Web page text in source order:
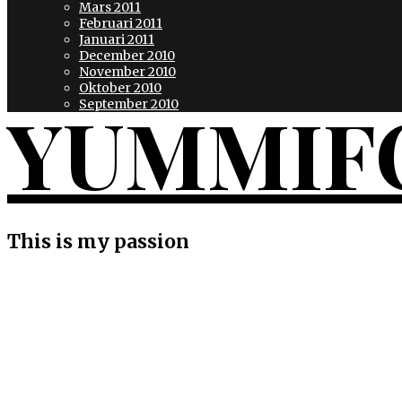
Mars 2011
Februari 2011
Januari 2011
December 2010
November 2010
Oktober 2010
September 2010
This is my passion